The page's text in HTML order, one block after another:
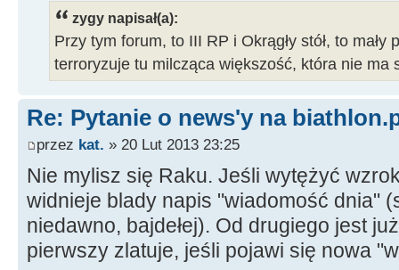
zygy napisał(a):
Przy tym forum, to III RP i Okrągły stół, to
terroryzuje tu milcząca większość, która nie ma
Re: Pytanie o news'y na
przez kat. » 20 Lut 2013 23:25
Nie mylisz się Raku. Jeśli wytężyć
widnieje blady napis "wiadomość dnia"
niedawno, bajdełej). Od drugiego jest
pierwszy zlatuje, jeśli pojawi się nowa